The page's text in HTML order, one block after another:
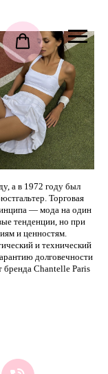
а в 1972 году был
Торговая
— мода на один
тенденции, но при
и ценностям.
и технический
долговечности
бренда Chantelle Paris